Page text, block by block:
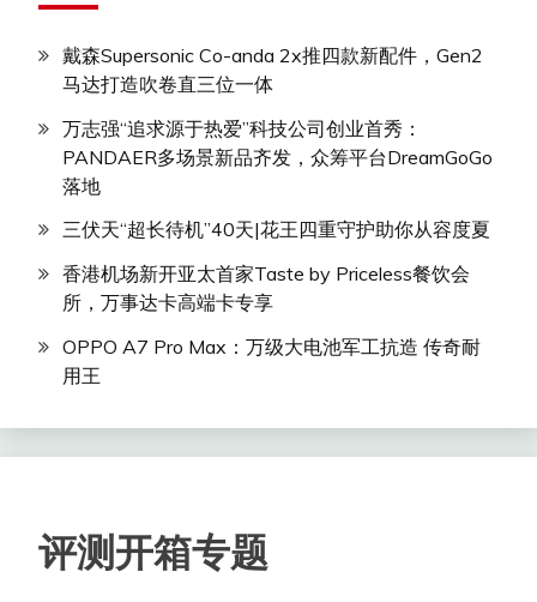
戴森Supersonic Co-anda 2x推四款新配件，Gen2
马达打造吹卷直三位一体
万志强“追求源于热爱”科技公司创业首秀：
PANDAER多场景新品齐发，众筹平台DreamGoGo
落地
三伏天“超长待机”40天|花王四重守护助你从容度夏
香港机场新开亚太首家Taste by Priceless餐饮会
所，万事达卡高端卡专享
OPPO A7 Pro Max：万级大电池军工抗造 传奇耐
用王
评测开箱专题